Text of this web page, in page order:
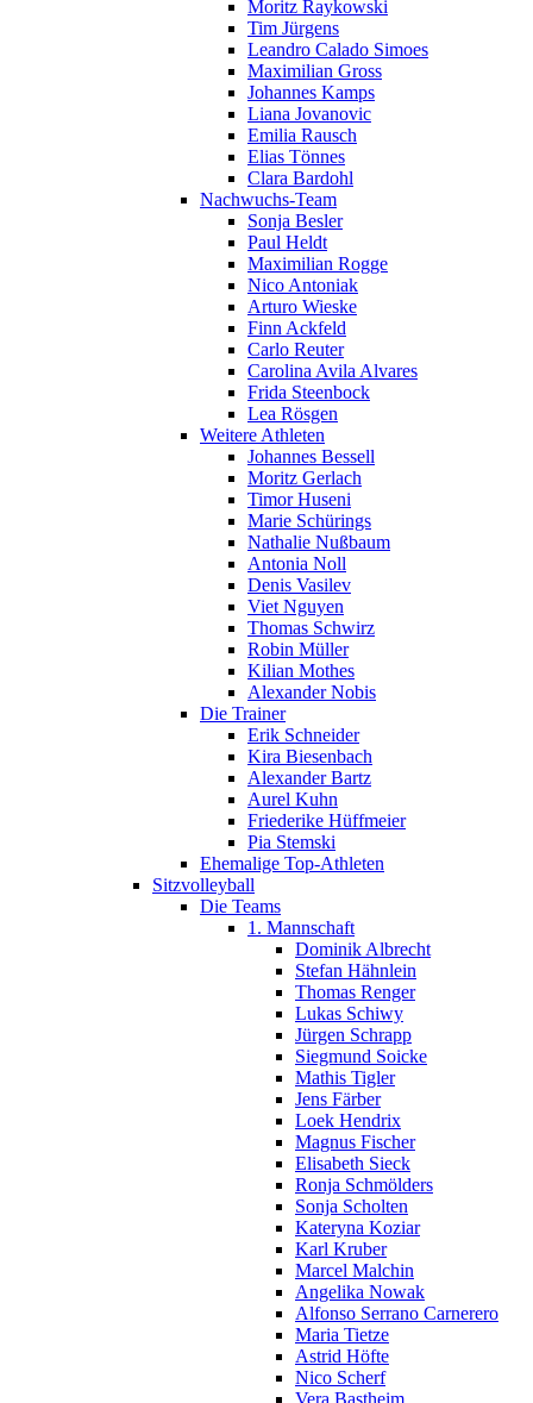
Moritz Raykowski
Tim Jürgens
Leandro Calado Simoes
Maximilian Gross
Johannes Kamps
Liana Jovanovic
Emilia Rausch
Elias Tönnes
Clara Bardohl
Nachwuchs-Team
Sonja Besler
Paul Heldt
Maximilian Rogge
Nico Antoniak
Arturo Wieske
Finn Ackfeld
Carlo Reuter
Carolina Avila Alvares
Frida Steenbock
Lea Rösgen
Weitere Athleten
Johannes Bessell
Moritz Gerlach
Timor Huseni
Marie Schürings
Nathalie Nußbaum
Antonia Noll
Denis Vasilev
Viet Nguyen
Thomas Schwirz
Robin Müller
Kilian Mothes
Alexander Nobis
Die Trainer
Erik Schneider
Kira Biesenbach
Alexander Bartz
Aurel Kuhn
Friederike Hüffmeier
Pia Stemski
Ehemalige Top-Athleten
Sitzvolleyball
Die Teams
1. Mannschaft
Dominik Albrecht
Stefan Hähnlein
Thomas Renger
Lukas Schiwy
Jürgen Schrapp
Siegmund Soicke
Mathis Tigler
Jens Färber
Loek Hendrix
Magnus Fischer
Elisabeth Sieck
Ronja Schmölders
Sonja Scholten
Kateryna Koziar
Karl Kruber
Marcel Malchin
Angelika Nowak
Alfonso Serrano Carnerero
Maria Tietze
Astrid Höfte
Nico Scherf
Vera Bastheim